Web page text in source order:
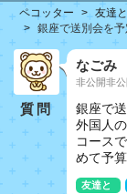
ペコッター 友達と
銀座で送別会を
質問
なごみ
非公開非公
銀座で
外国人
コース
めて予
友達と